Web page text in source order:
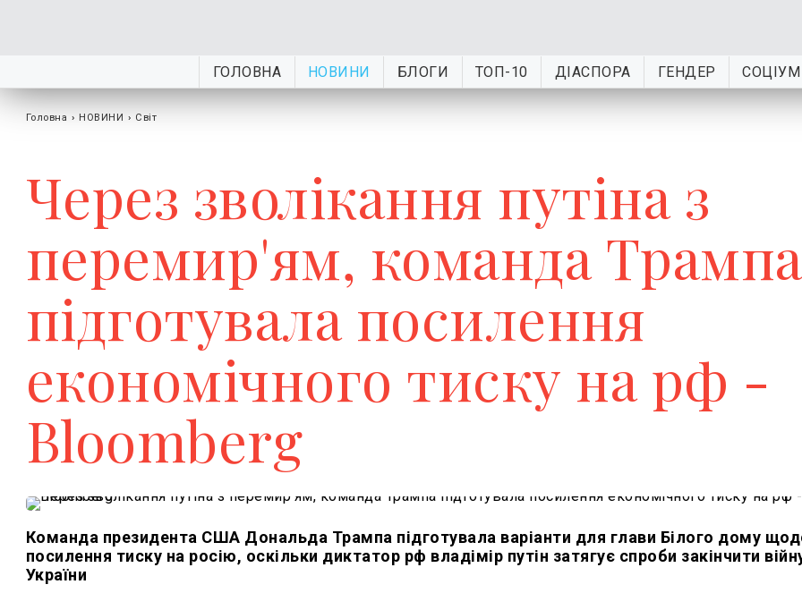
ГОЛОВНА НОВИНИ БЛОГИ ТОП-10 ДІАСПОРА ГЕНДЕР СОЦІУМ
Головна › НОВИНИ › Світ
Через зволікання путіна з
перемир'ям, команда Трампа
підготувала посилення
економічного тиску на рф -
Bloomberg
Команда президента США Дональда Трампа підготувала варіанти для глави Білого дому
посилення тиску на росію, оскільки диктатор рф владімір путін затягує спроби закінчити
України